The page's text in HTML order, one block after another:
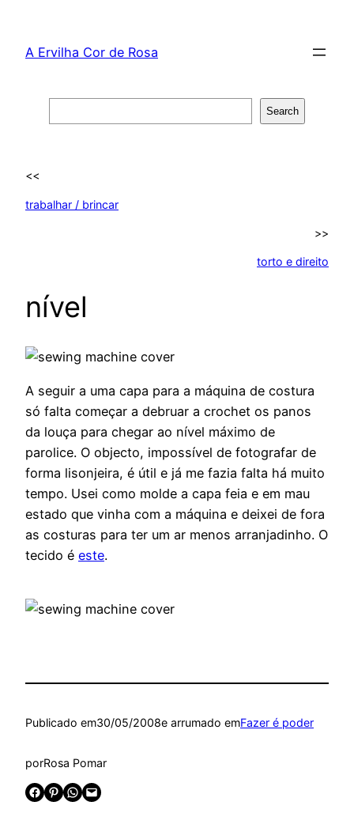
content
A Ervilha Cor de Rosa
Search
<<
trabalhar / brincar
>>
torto e direito
nível
A seguir a uma capa para a máquina de costura
só falta começar a debruar a crochet os panos
da louça para chegar ao nível máximo de
parolice. O objecto, impossível de fotografar de
forma lisonjeira, é útil e já me fazia falta há muito
tempo. Usei como molde a capa feia e em mau
estado que vinha com a máquina e deixei de fora
as costuras para ter um ar menos arranjadinho. O
tecido é este.
Publicado em30/05/2008e arrumado emFazer é poder
porRosa Pomar
Share on Facebook Share on Pinterest Share on WhatsApp Email this Page